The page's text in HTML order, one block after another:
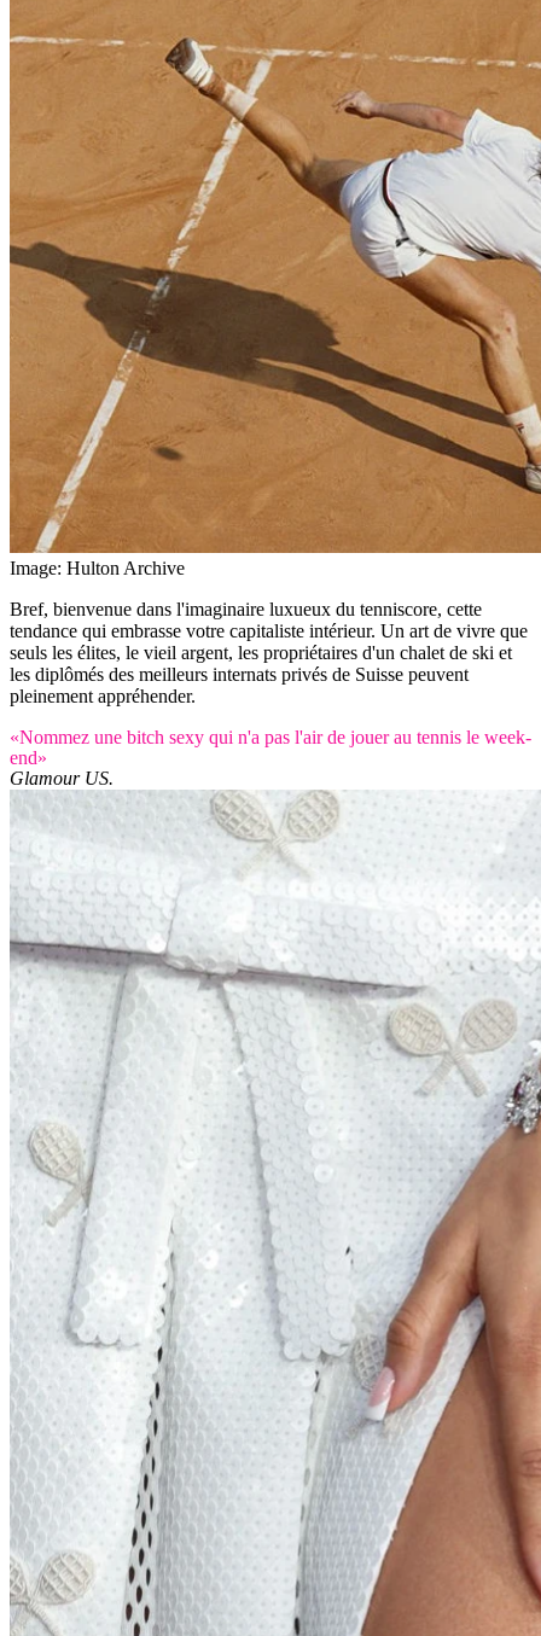
Image: Hulton Archive
Bref, bienvenue dans l'imaginaire luxueux du tenniscore, cette
tendance qui embrasse votre capitaliste intérieur. Un art de vivre que
seuls les élites, le vieil argent, les propriétaires d'un chalet de ski et
les diplômés des meilleurs internats privés de Suisse peuvent
pleinement appréhender.
«Nommez une bitch sexy qui n'a pas l'air de jouer au tennis le week-
end»
Glamour US.